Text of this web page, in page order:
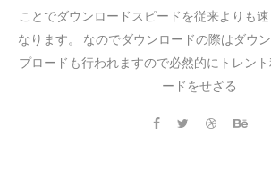
ことでダウンロードスピードを従来よりも
なります。 なのでダウンロードの際はダウ
プロードも行われますので必然的にトレン
ードをせざる